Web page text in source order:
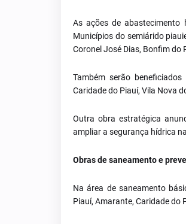
As ações de abastecimento
Municípios do semiárido
Coronel José Dias, Bonfim do
Também serão
Caridade do Piauí, Vila Nova
Outra obra estratégica
ampliar a segurança hídrica
Obras de saneamento e
Na área de saneamento
Piauí, Amarante, Caridade do